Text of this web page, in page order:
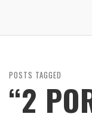
POSTS TAGGED
“2